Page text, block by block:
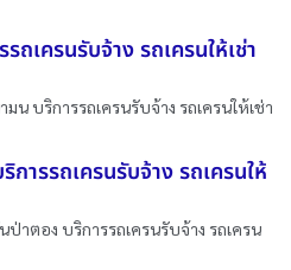
ถเครนรับจ้าง รถเครนให้เช่า
น บริการรถเครนรับจ้าง รถเครนให้เช่า
ารรถเครนรับจ้าง รถเครนให้
ป่าตอง บริการรถเครนรับจ้าง รถเครน